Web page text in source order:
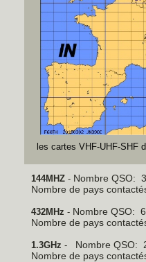
les cartes VHF-UHF-SHF
144MHZ - Nombre QSO:
Nombre de pays
432MHz - Nombre QSO:
Nombre de pays
1.3GHz - Nombre QSO:
Nombre de pays